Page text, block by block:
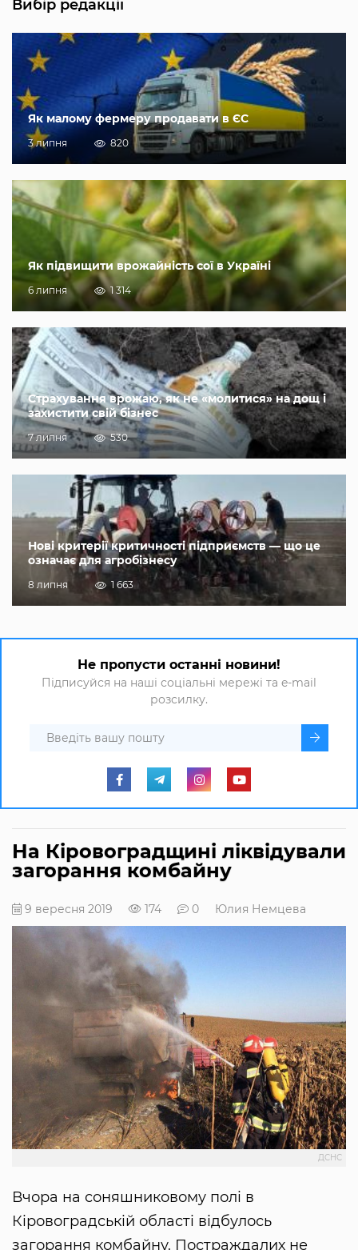
Вибір редакції
Як малому фермеру продавати в ЄС
3 липня 820
Як підвищити врожайність сої в Україні
6 липня 1 314
Страхування врожаю, як не «молитися» на дощ і
захистити свій бізнес
7 липня 530
Нові критерії критичності підприємств — що це
означає для агробізнесу
8 липня 1 663
Не пропусти останні новини!
Підписуйся на наші соціальні мережі та e-mail
розсилку.
На Кіровоградщині ліквідували
загорання комбайну
9 вересня 2019 174 0 Юлия Немцева
ДСНС
Вчора на соняшниковому полі в
Кіровоградській області відбулось
загорання комбайну. Постраждалих не